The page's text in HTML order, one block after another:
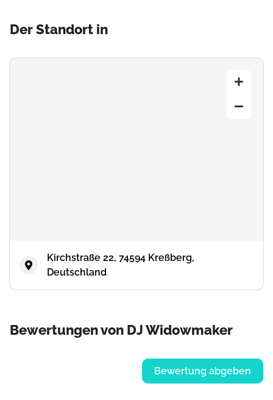
Der Standort in
Kirchstraße 22, 74594 Kreßberg,
Deutschland
Bewertungen von DJ Widowmaker
Bewertung abgeben